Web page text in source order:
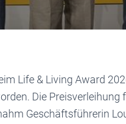
Life & Living Award
Die
Geschäftsführerin